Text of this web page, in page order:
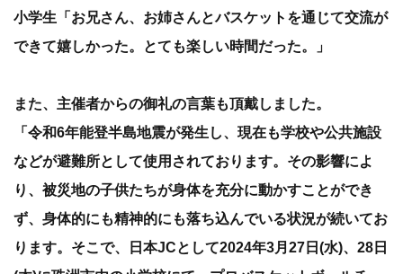
小学生「お兄さん、お姉さんとバスケットを通じて交流が
できて嬉しかった。とても楽しい時間だった。」
また、主催者からの御礼の言葉も頂戴しました。
「令和6年能登半島地震が発生し、現在も学校や公共施設
などが避難所として使用されております。その影響によ
り、被災地の子供たちが身体を充分に動かすことができ
ず、身体的にも精神的にも落ち込んでいる状況が続いてお
ります。そこで、日本JCとして2024年3月27日(水)、28日